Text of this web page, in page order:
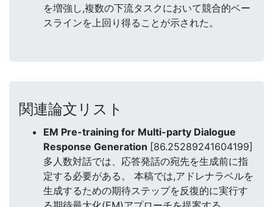
を増強し,複数の下流タスクにおいて競合的ベー
スラインを上回り得ることが示された。
関連論文リスト
EM Pre-training for Multi-party Dialogue
Response Generation [86.25289241604199]
多人数対話では、応答発話の宛先を生成前に指
定する必要がある。 本稿では,アドレナラベルを
生成するための期待ステップを反復的に実行す